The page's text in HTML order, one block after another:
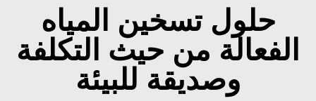
حلول تسخين المياه
الفعالة من حيث التكلفة
وصديقة للبيئة